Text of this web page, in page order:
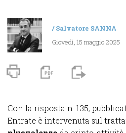
/Salvatore SANNA
Giovedì, 15 maggio 2025
Con la risposta n. 135,
Entrate è intervenuta sul